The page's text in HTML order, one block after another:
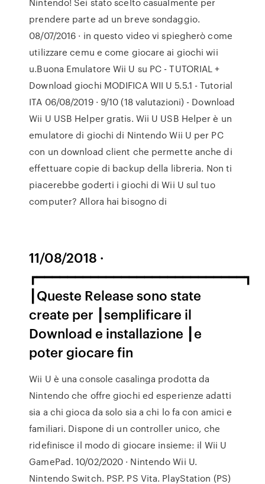
prendere parte ad un breve sondaggio.
08/07/2016 · in questo video vi spiegherò come
utilizzare cemu e come giocare ai giochi wii
u.Buona Emulatore Wii U su PC - TUTORIAL +
Download giochi MODIFICA WII U 5.5.1 - Tutorial
ITA 06/08/2019 · 9/10 (18 valutazioni) - Download
Wii U USB Helper gratis. Wii U USB Helper è un
emulatore di giochi di Nintendo Wii U per PC
con un download client che permette anche di
effettuare copie di backup della libreria. Non ti
piacerebbe goderti i giochi di Wii U sul tuo
computer? Allora hai bisogno di
11/08/2018 ·
┏━━━━━━━━━━━━━━━━━━━━━━━━━━━┓
┃Queste Release sono state
create per ┃semplificare il
Download e installazione ┃e
poter giocare fin
Wii U è una console casalinga prodotta da
Nintendo che offre giochi ed esperienze adatti
sia a chi gioca da solo sia a chi lo fa con amici e
familiari. Dispone di un controller unico, che
ridefinisce il modo di giocare insieme: il Wii U
GamePad. 10/02/2020 · Nintendo Wii U.
Nintendo Switch. PSP. PS Vita. PlayStation (PS)